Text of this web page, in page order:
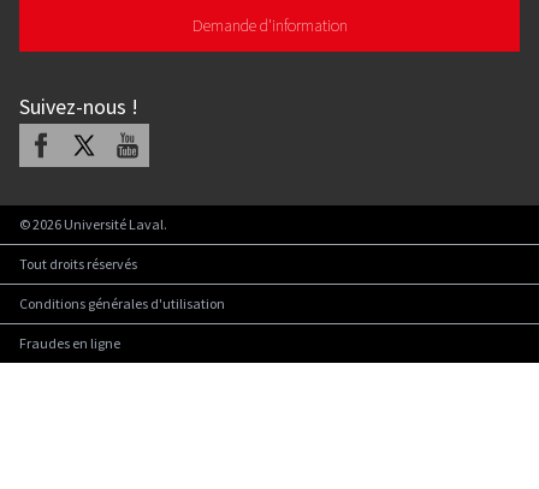
Demande d'information
Suivez-nous !
Facebook Youtube
©2026 Université Laval.
Tout droits réservés
Conditions générales d'utilisation
Fraudes en ligne